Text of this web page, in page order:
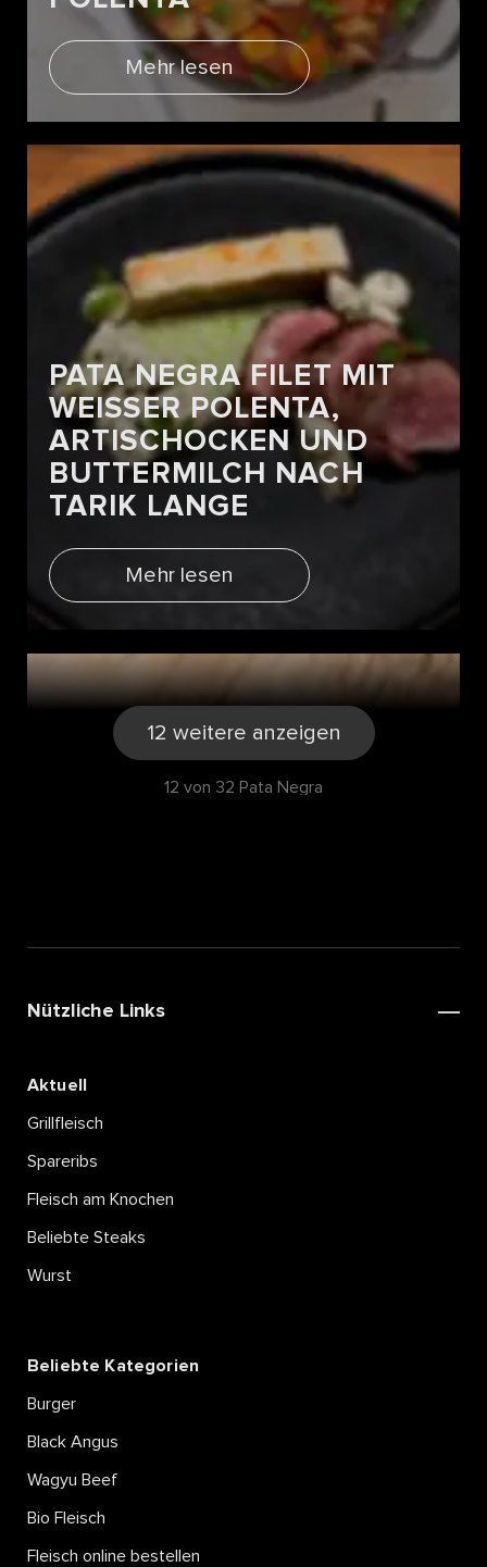
Mehr lesen
PATA NEGRA FILET MIT
WEISSER POLENTA,
ARTISCHOCKEN UND
BUTTERMILCH NACH
TARIK LANGE
Mehr lesen
SPARGEL FRITATTA UND
NACH PARIDE GIURI
SCHWEINSHALS MIT
SHIITAKE, SPINATCREME
& KAROTTEN
12 weitere anzeigen
12 von 32 Pata Negra
Nützliche Links
Aktuell
Grillfleisch
Spareribs
Fleisch am Knochen
Beliebte Steaks
Wurst
Beliebte Kategorien
Burger
Black Angus
Wagyu Beef
Bio Fleisch
Fleisch online bestellen